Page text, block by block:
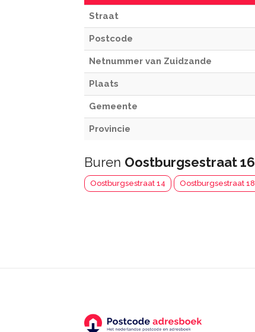
Straat
Postcode
Netnummer van Zuidzande
Plaats
Gemeente
Provincie
Buren Oostburgsestraat 16
Oostburgsestraat 14 Oostburgsestraat 18